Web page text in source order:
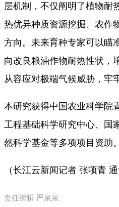
层机制，不仅阐明了植物耐
热优异种质资源挖掘、农作
方向。未来育种专家可以瞄
向改良粮油作物耐热性状，
从容应对极端气候威胁，牢
本研究获得中国农业科学院
工程基础科学研究中心、国
然科学基金等多项项目资助。
（长江云新闻记者 张项青
责任编辑 严泉泉